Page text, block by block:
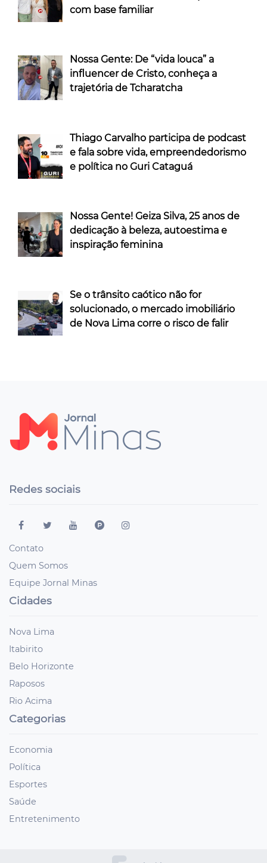
com base familiar
Nossa Gente: De “vida louca” a
influencer de Cristo, conheça a
trajetória de Tcharatcha
Thiago Carvalho participa de podcast
e fala sobre vida, empreendedorismo
e política no Guri Cataguá
Nossa Gente! Geiza Silva, 25 anos de
dedicação à beleza, autoestima e
inspiração feminina
Se o trânsito caótico não for
solucionado, o mercado imobiliário
de Nova Lima corre o risco de falir
Redes sociais
Contato
Quem Somos
Equipe Jornal Minas
Cidades
Nova Lima
Itabirito
Belo Horizonte
Raposos
Rio Acima
Categorias
Economia
Política
Esportes
Saúde
Entretenimento